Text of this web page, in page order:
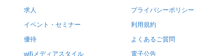
求人
イベント・セミナー
優待
wifiメディアスタイル
プライバシーポリシー
利用規約
よくあるご質問
電子公告